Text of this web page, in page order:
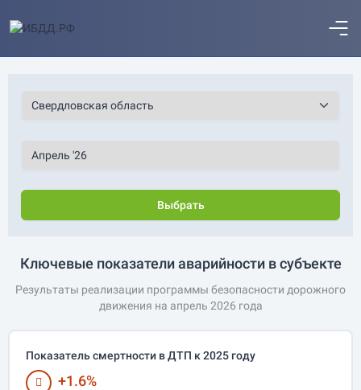
Выбрать
Ключевые показатели аварийности в субъекте
Результаты реализации программы безопасности дорожного
движения на апрель 2026 года
Показатель смертности в ДТП к 2025 году
+1.6%